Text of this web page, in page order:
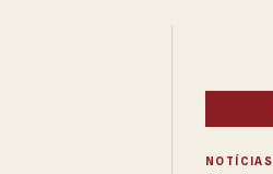
NOTÍCIAS